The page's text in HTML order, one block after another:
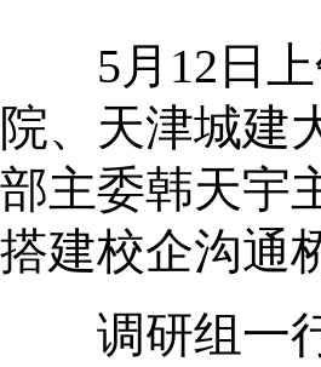
5月12日上
院、天津城建
部主委韩天宇
搭建校企沟通
调研组一行